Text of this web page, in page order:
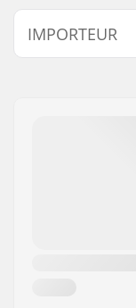
Length:
Width:
IMPORTEUR